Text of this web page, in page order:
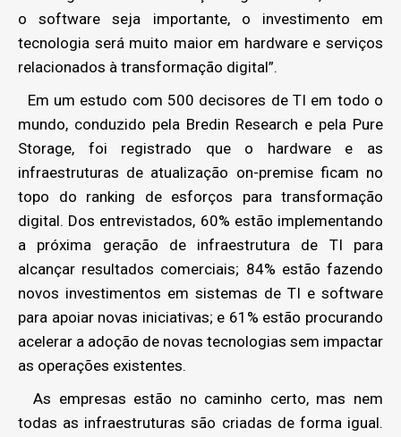
o software seja importante, o investimento em
tecnologia será muito maior em hardware e serviços
relacionados à transformação digital”.
Em um estudo com 500 decisores de TI em todo o
mundo, conduzido pela Bredin Research e pela Pure
Storage, foi registrado que o hardware e as
infraestruturas de atualização on-premise ficam no
topo do ranking de esforços para transformação
digital. Dos entrevistados, 60% estão implementando
a próxima geração de infraestrutura de TI para
alcançar resultados comerciais; 84% estão fazendo
novos investimentos em sistemas de TI e software
para apoiar novas iniciativas; e 61% estão procurando
acelerar a adoção de novas tecnologias sem impactar
as operações existentes.
As empresas estão no caminho certo, mas nem
todas as infraestruturas são criadas de forma igual.